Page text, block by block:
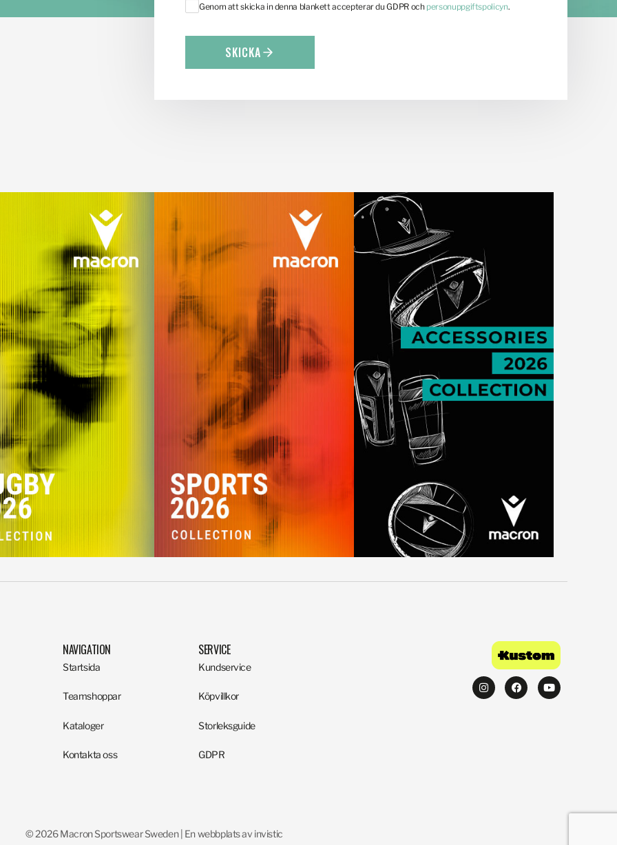
Genom att skicka in denna blankett accepterar du GDPR och personuppgiftspolicyn.
SKICKA
NAVIGATION
Startsida
Teamshoppar
Kataloger
Kontakta oss
SERVICE
Kundservice
Köpvillkor
Storleksguide
GDPR
© 2026 Macron Sportswear Sweden | En webbplats av invistic